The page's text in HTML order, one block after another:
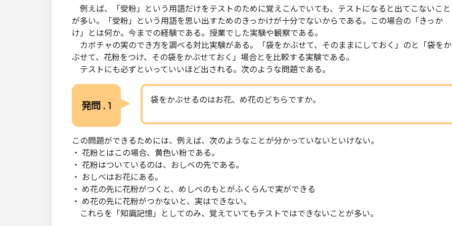
例えば、「受粉」という用語だけをテストのために覚えこんでいても、テストになると出てこないこと
が多い。「受粉」という用語を思い出すためのきっかけが十分でないからである。この場合の「きっか
け」とは何か。今までの経験である。授業でした実験や観察である。
カボチャの実のでき方を調べる対比実験がある。「袋をかぶせて、そのままにしておく」のと「袋をか
ぶせて、花粉をつけ、その袋をかぶせておく」場合とを比較する実験である。
テストにも必ずといっていいほど出される。次のような問題である。
発問 . 1 袋をかぶせるのはお花、め花のどちらですか。
この問題ができるためには、例えば、次のようなことが分かっていないといけない。
・ 花粉とはこの場合、黄色い粉である。
・ 花粉はついているのは、おしべの先である。
・ おしべはお花にある。
・ め花の先に花粉がつくと、めしべのもとがふくらんで実ができる
・ め花の先に花粉がつかないと、実はできない。
これらを「知識記憶」としてのみ、覚えていてもテストではできないことが多い。